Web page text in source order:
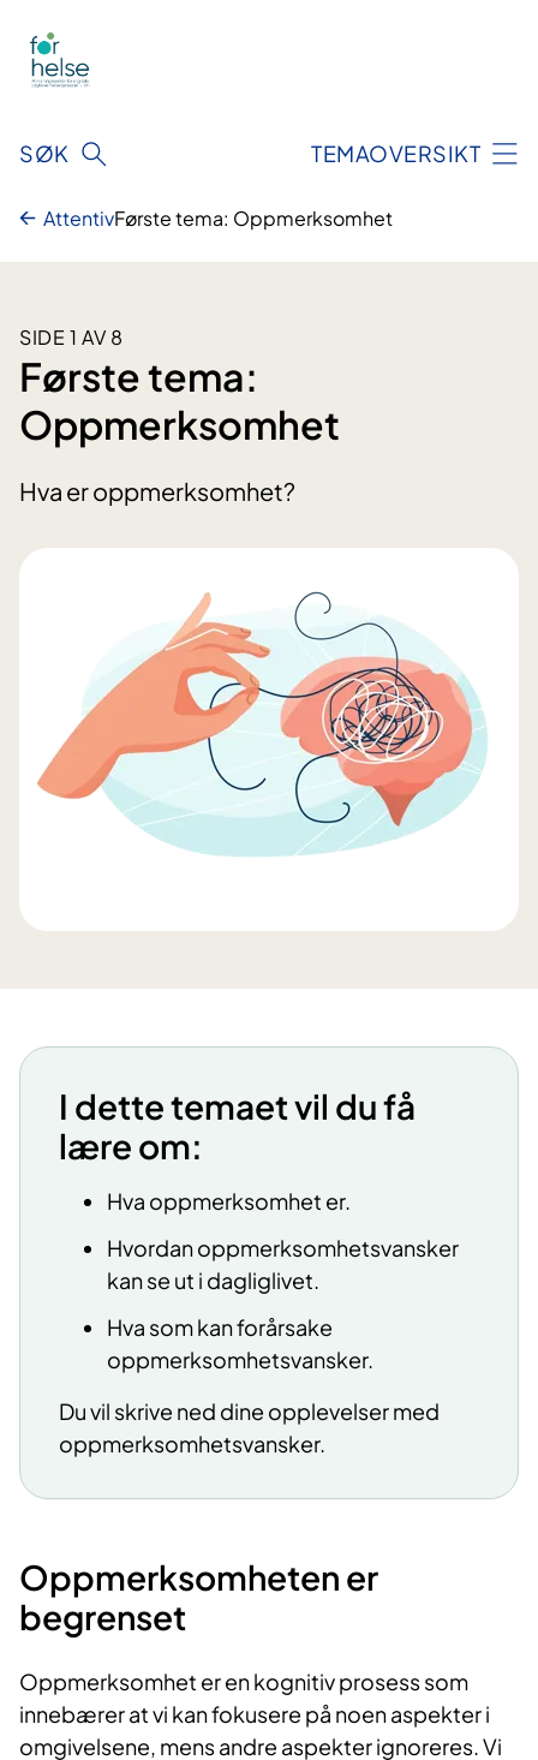
innhald
SØK TEMAOVERSIKT
AttentivFørste tema: Oppmerksomhet
SIDE 1 AV 8
Første tema:
Oppmerksomhet
Hva er oppmerksomhet?
I dette temaet vil du få
lære om:
Hva oppmerksomhet er.
Hvordan oppmerksomhetsvansker
kan se ut i dagliglivet.
Hva som kan forårsake
oppmerksomhetsvansker.
Du vil skrive ned dine opplevelser med
oppmerksomhetsvansker.
Oppmerksomheten er
begrenset
Oppmerksomhet er en kognitiv prosess som
innebærer at vi kan fokusere på noen aspekter i
omgivelsene, mens andre aspekter ignoreres. Vi